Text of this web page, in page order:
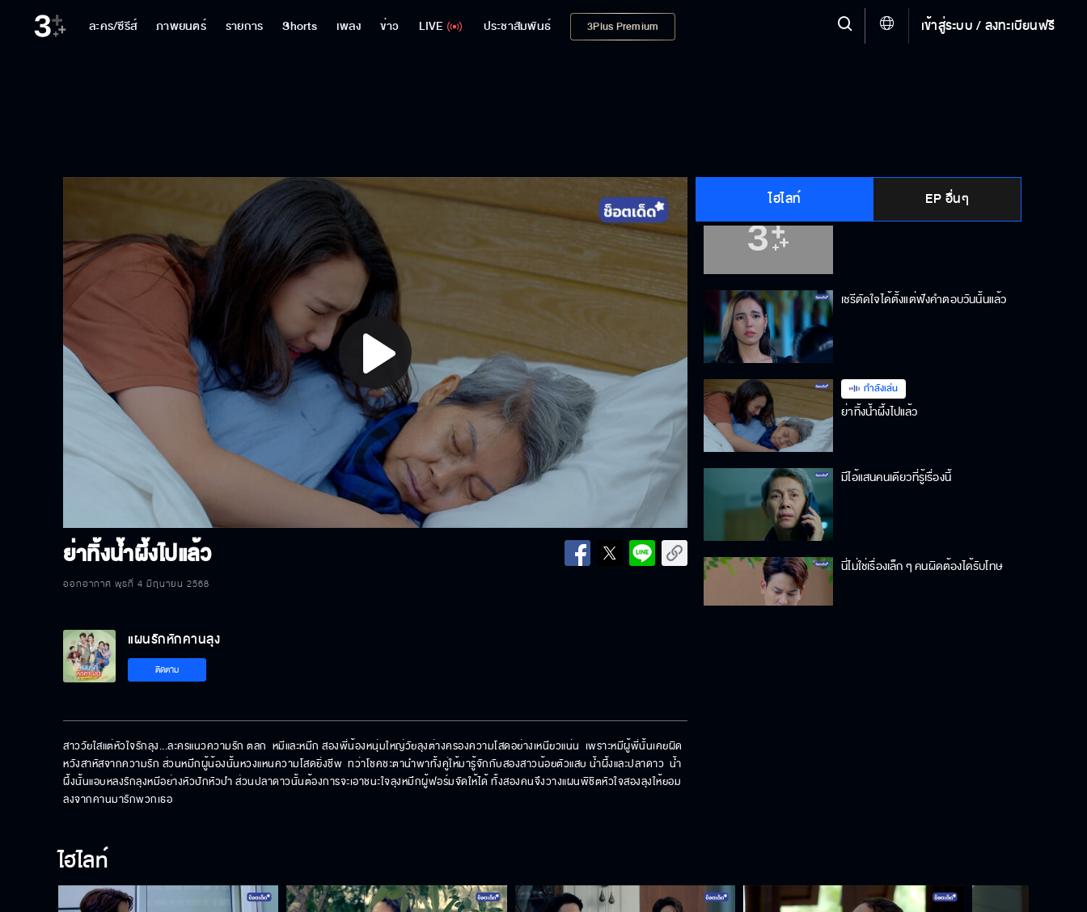
ละคร/ซีรีส์ ภาพยนตร์ รายการ Shorts เพลง ข่าว LIVE ประชาสัมพันธ์ 3Plus Premium เข้าสู่ระบบ / ลงทะเบียนฟรี
Play
Video
ย่าทิ้งน้ำผึ้งไปแล้ว
ออกอากาศ พุธที่ 4 มิถุนายน 2568
ไฮไลท์ EP อื่นๆ
ถ้าเป็นความฝัน เราก็คงฝันเหมือนกัน
ถ้าตามมาด้วย ไม่ต้องโชว์ตัวก็ได้นะย่า
เชรีตัดใจได้ตั้งแต่ฟังคำตอบวันนั้นแล้ว
กำลังเล่น
ย่าทิ้งน้ำผึ้งไปแล้ว
มีไอ้แสนคนเดียวที่รู้เรื่องนี้
นี่ไม่ใช่เรื่องเล็ก ๆ คนผิดต้องได้รับโทษ
แผนรักหักคานลุง
ติดตาม
สาววัยใสแต่หัวใจรักลุง...ละครแนวความรัก ตลก  หมีและหมึก สองพี่น้องหนุ่มใหญ่วัยลุงต่างครองความโสดอย่างเหนียวแน่น  เพราะหมีผู้พี่นั้นเคยผิด
หวังสาหัสจากความรัก ส่วนหมึกผู้น้องนั้นหวงแหนความโสดยิ่งชีพ  ทว่าโชคชะตานำพาทั้งคู่ให้มารู้จักกับสองสาวน้อยตัวแสบ น้ำผึ้งและปลาดาว  น้ำ
ผึ้งนั้นแอบหลงรักลุงหมีอย่างหัวปักหัวปำ ส่วนปลาดาวนั้นต้องการจะเอาชนะใจลุงหมึกผู้ฟอร์มจัดให้ได้ ทั้งสองคนจึงวางแผนพิชิตหัวใจสองลุงให้ยอม
ลงจากคานมารักพวกเธอ
ไฮไลท์